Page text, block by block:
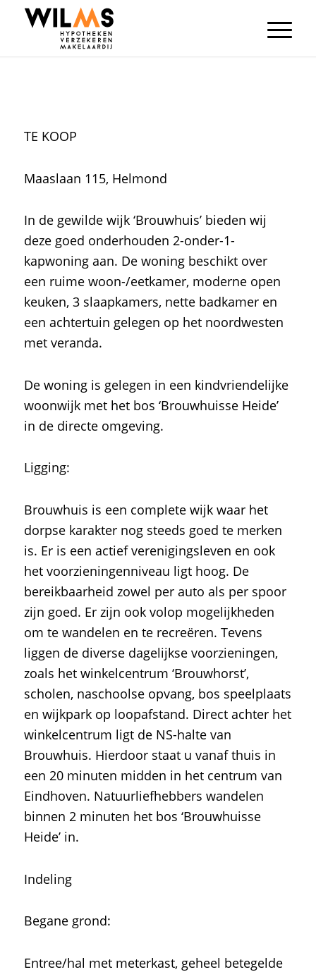
TE KOOP
Maaslaan 115, Helmond
In de gewilde wijk ‘Brouwhuis’ bieden wij
deze goed onderhouden 2-onder-1-
kapwoning aan. De woning beschikt over
een ruime woon-/eetkamer, moderne open
keuken, 3 slaapkamers, nette badkamer en
een achtertuin gelegen op het noordwesten
met veranda.
De woning is gelegen in een kindvriendelijke
woonwijk met het bos ‘Brouwhuisse Heide’
in de directe omgeving.
Ligging:
Brouwhuis is een complete wijk waar het
dorpse karakter nog steeds goed te merken
is. Er is een actief verenigingsleven en ook
het voorzieningenniveau ligt hoog. De
bereikbaarheid zowel per auto als per spoor
zijn goed. Er zijn ook volop mogelijkheden
om te wandelen en te recreëren. Tevens
liggen de diverse dagelijkse voorzieningen,
zoals het winkelcentrum ‘Brouwhorst’,
scholen, naschoolse opvang, bos speelplaats
en wijkpark op loopafstand. Direct achter het
winkelcentrum ligt de NS-halte van
Brouwhuis. Hierdoor staat u vanaf thuis in
een 20 minuten midden in het centrum van
Eindhoven. Natuurliefhebbers wandelen
binnen 2 minuten het bos ‘Brouwhuisse
Heide’ in.
Indeling
Begane grond:
Entree/hal met meterkast, geheel betegelde